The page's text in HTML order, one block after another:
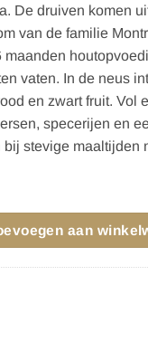
De druiven komen
van de familie
maanden
vaten. In de neus
en zwart fruit. Vol
specerijen en
stevige maaltijden
aan